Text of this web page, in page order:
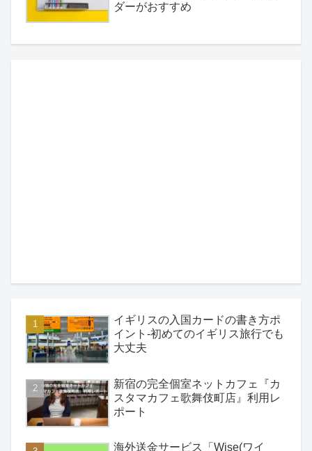
ダーがおすすめ
イギリスの入国カードの書き方ポ
イント-初めてのイギリス旅行でも
大丈夫
新宿の完全個室ネットカフェ『カ
スタマカフェ歌舞伎町店』利用レ
ポート
海外送金サービス「Wise(ワイ